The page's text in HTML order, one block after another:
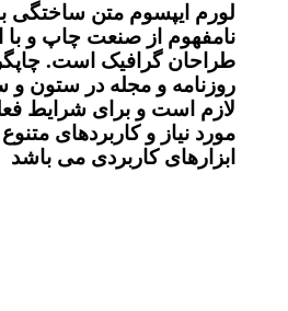
لورم ایپسوم متن ساختگی
نامفهوم از صنعت چاپ و با
طراحان گرافیک است.
روزنامه و مجله در ستون و
لازم است و برای شرایط
مورد نیاز و کاربردهای
ابزارهای کاربردی می باشد